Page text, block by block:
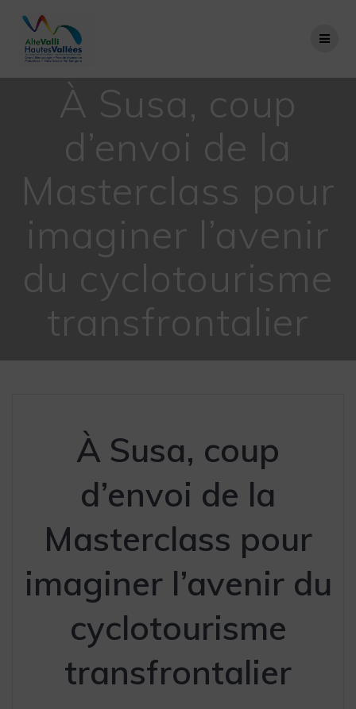
À Susa, coup
d’envoi de la
Masterclass pour
imaginer l’avenir
du cyclotourisme
transfrontalier
À Susa, coup
d’envoi de la
Masterclass pour
imaginer l’avenir du
cyclotourisme
transfrontalier